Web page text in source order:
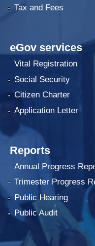
Tax and Fees
eGov services
Vital Registration
Social Security
Citizen Charter
Application Letter
Reports
Annual Progress
Trimester Progress
Public Hearing
Public Audit